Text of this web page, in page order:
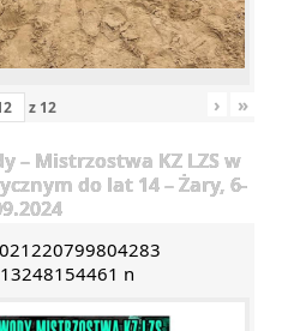
z 12 › »
– Mistrzostwa KZ LZS w
do lat 14 – Żary, 6-
n